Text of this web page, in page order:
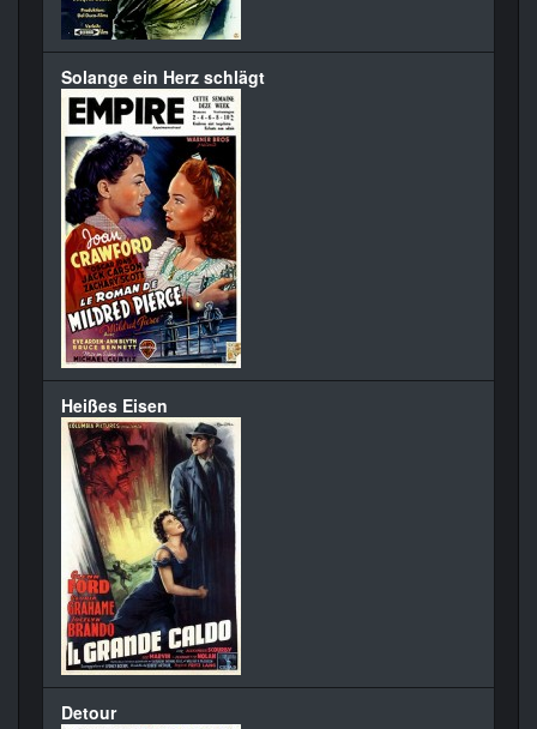
Solange ein Herz schlägt
Heißes Eisen
Detour